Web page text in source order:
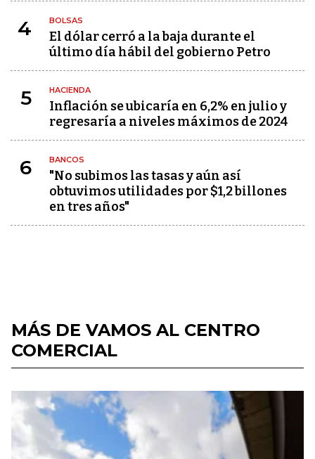
4 BOLSAS
El dólar cerró a la baja durante el
último día hábil del gobierno Petro
5 HACIENDA
Inflación se ubicaría en 6,2% en julio y
regresaría a niveles máximos de 2024
6 BANCOS
"No subimos las tasas y aún así
obtuvimos utilidades por $1,2 billones
en tres años"
MÁS DE VAMOS AL CENTRO
COMERCIAL